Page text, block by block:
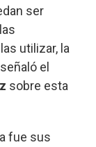
ser
utilizar, la
el
sobre esta
fue sus